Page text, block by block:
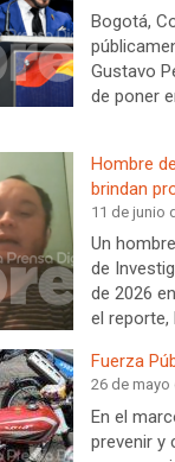
Bogotá,
Gustavo
de poner
Hombre
brindan
11 de junio
Un
de
de 2026
el reporte,
Fuerza
26 de mayo
En el
prevenir y